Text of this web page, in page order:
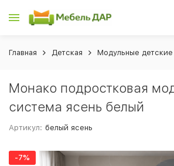
Главная Детская Модульные детские
Монако подростковая
система ясень белый
Артикул: белый ясень
-7%